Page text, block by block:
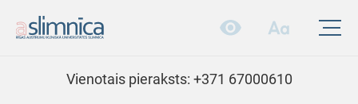
Vienotais pieraksts: +371 67000610